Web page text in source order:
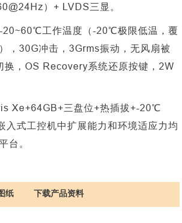
）+ LVDS三显。
-20~60℃工作温度（-20℃极限低温，覆
，30G冲击，3Grms振动，无风扇被
换，OS Recovery系统还原按键，2W
Xe+64GB+三盘位+热插拔+-20℃
式工控机中扩展能力和环境适应力均
台。
纸 下载产品资料